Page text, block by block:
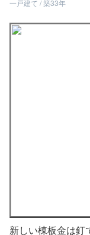
一戸建て / 築33年
新しい棟板金は釘